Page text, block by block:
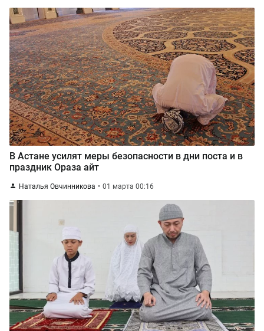
В Астане усилят меры безопасности в дни поста и в
праздник Ораза айт
Наталья Овчинникова 01 марта 00:16